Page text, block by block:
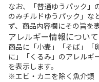
なお、「普通ゆうパック」
のみチルドゆうパック」な
ず、商品内容欄にその旨を
アレルギー情報について
商品に「小麦」「そば」「
に」「くるみ」のアレルギ
を表示します。
※エビ・カニを除く魚介類